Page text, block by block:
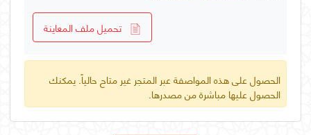
تحميل ملف المعاينة
الحصول على هذه المواصفة عبر المتجر غير متاح حالياً. يمكنك
الحصول عليها مباشرة من مصدرها.